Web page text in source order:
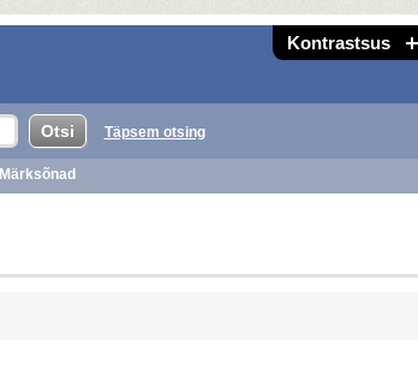
Kontrastsus
Täpsem otsing
Märksõnad